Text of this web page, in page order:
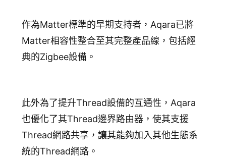
作為Matter標準的早期支持者，Aqara已將
Matter相容性整合至其完整產品線，包括經
典的Zigbee設備。
此外為了提升Thread設備的互通性，Aqara
也優化了其Thread邊界路由器，使其支援
Thread網路共享，讓其能夠加入其他生態系
統的Thread網路。